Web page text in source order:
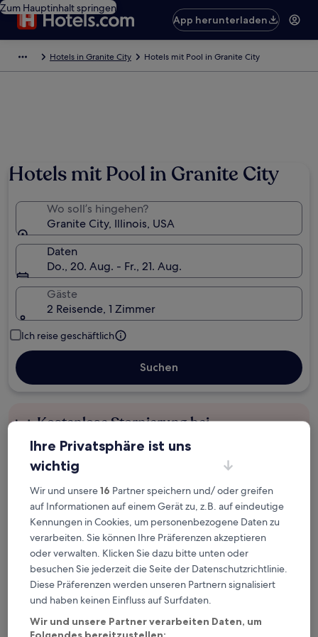
Zum Hauptinhalt springen
App herunterladen
Hotels in Granite City Hotels mit Pool in Granite City
Hotels mit Pool in Granite City
Wo soll’s hingehen?
Granite City, Illinois, USA
Daten
Do., 20. Aug. - Fr., 21. Aug.
Gäste
2 Reisende, 1 Zimmer
Ich reise geschäftlich
Suchen
Kostenlose Stornierung bei
Planänderungen
Verdiene Prämien für jede
wahrgenommene Übernachtung
Mehr sparen mit Preisen für Mitglieder
Überprüfe die Preise für diese Daten
Heute
6. Aug. - 7. Aug.
Morgen
Ihre Privatsphäre ist uns
wichtig
Wir und unsere16 Partner speichern und/ oder greifen
auf Informationen auf einem Gerät zu, z.B. auf eindeutige
Kennungen in Cookies, um personenbezogene Daten zu
verarbeiten. Sie können Ihre Präferenzen akzeptieren
oder verwalten. Klicken Sie dazu bitte unten oder
besuchen Sie jederzeit die Seite der Datenschutzrichtlinie.
Diese Präferenzen werden unseren Partnern signalisiert
und haben keinen Einfluss auf Surfdaten.
Wir und unsere Partner verarbeiten Daten, um